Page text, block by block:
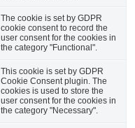
The cookie is set by GDPR
cookie consent to record the
user consent for the cookies in
the category "Functional".
This cookie is set by GDPR
Cookie Consent plugin. The
cookies is used to store the
user consent for the cookies in
the category "Necessary".